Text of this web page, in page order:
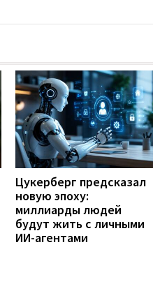
Цукерберг предсказал
новую эпоху:
миллиарды людей
будут жить с личными
ИИ-агентами